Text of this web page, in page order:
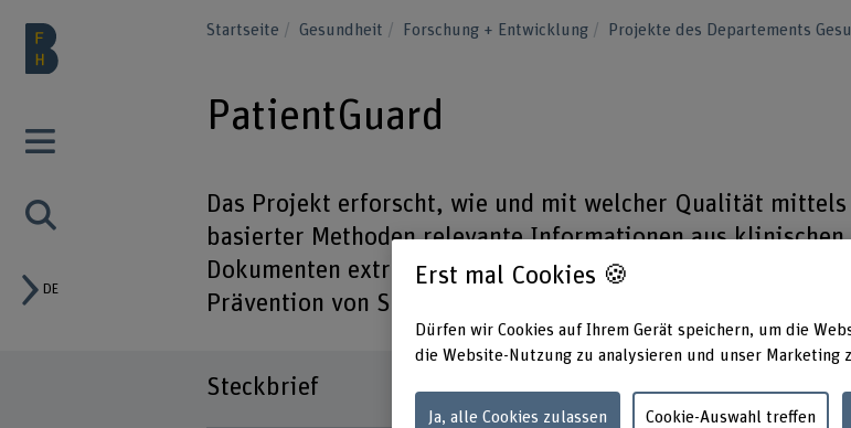
DE
Startseite Gesundheit Forschung + Entwicklung Projekte des Departements
PatientGuard
Das Projekt erforscht, wie und mit welcher Qualität mittels
basierter Methoden relevante Informationen aus klinischen
Dokumenten extrahiert werden können zur Vorhersage und
Prävention von Spitalinfektionen.
Steckbrief
Erst mal Cookies 🍪
Dürfen wir Cookies auf Ihrem Gerät speichern, um die
die Website-Nutzung zu analysieren und unser Marketing
Ja, alle Cookies zulassen Cookie-Auswahl treffen